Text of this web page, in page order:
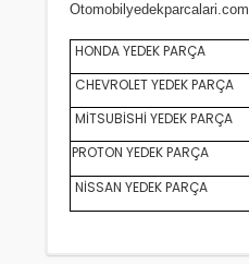
Otomobilyedekparcalari.com
HONDA YEDEK PARÇA
CHEVROLET YEDEK PARÇA
MİTSUBİSHİ YEDEK PARÇA
PROTON YEDEK PARÇA
NİSSAN YEDEK PARÇA